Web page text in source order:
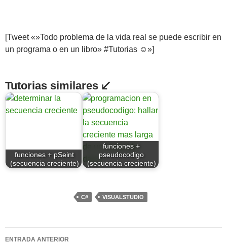
[Tweet «»Todo problema de la vida real se puede escribir en
un programa o en un libro» #Tutorias ☺»]
Tutorias similares ↙
funciones + pSeint
(secuencia creciente)
funciones +
pseudocodigo
(secuencia creciente)
C# VISUALSTUDIO
Navegación
ENTRADA ANTERIOR